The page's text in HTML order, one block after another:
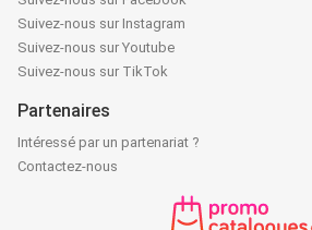
Suivez-nous sur Instagram
Suivez-nous sur Youtube
Suivez-nous sur TikTok
Partenaires
Intéressé par un partenariat ?
Contactez-nous